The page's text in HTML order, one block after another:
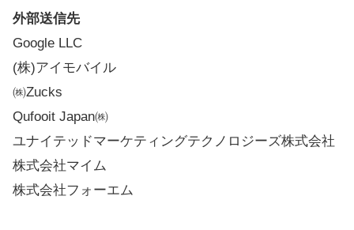
外部送信先
Google LLC
(株)アイモバイル
㈱Zucks
Qufooit Japan㈱
ユナイテッドマーケティングテクノロジーズ株式会社
株式会社マイム
株式会社フォーエム